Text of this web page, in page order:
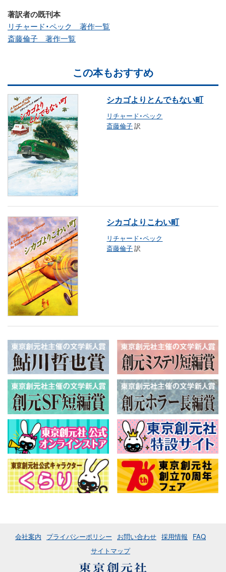
著訳者の既刊本
リチャード・ペック 著作一覧
斎藤倫子 著作一覧
この本もおすすめ
シカゴよりとんでもない町
リチャード・ペック
斎藤倫子訳
シカゴよりこわい町
リチャード・ペック
斎藤倫子訳
会社案内 プライバシーポリシー お問い合わせ 採用情報
FAQ
サイトマップ